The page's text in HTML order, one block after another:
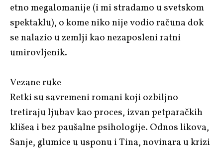
etno megalomanije (i mi stradamo u svetskom
spektaklu), o kome niko nije vodio računa dok
se nalazio u zemlji kao nezaposleni ratni
umirovljenik.
Vezane ruke
Retki su savremeni romani koji ozbiljno
tretiraju ljubav kao proces, izvan petparačkih
klišea i bez paušalne psihologije. Odnos likova,
Sanje, glumice u usponu i Tina, novinara u krizi